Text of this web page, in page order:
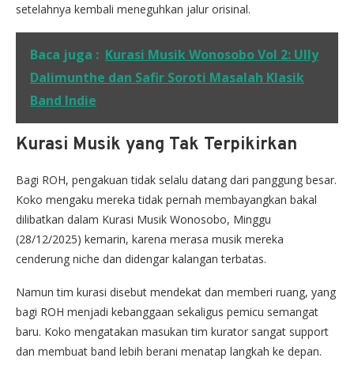
setelahnya kembali meneguhkan jalur orisinal.
Baca juga : Kurasi Musik Wonosobo Vol 2: Ully
Dalimunthe dan Safir Soroti Masalah Klasik
Band Indie
Kurasi Musik yang Tak Terpikirkan
Bagi ROH, pengakuan tidak selalu datang dari panggung besar.
Koko mengaku mereka tidak pernah membayangkan bakal
dilibatkan dalam Kurasi Musik Wonosobo, Minggu
(28/12/2025) kemarin, karena merasa musik mereka
cenderung niche dan didengar kalangan terbatas.
Namun tim kurasi disebut mendekat dan memberi ruang, yang
bagi ROH menjadi kebanggaan sekaligus pemicu semangat
baru. Koko mengatakan masukan tim kurator sangat support
dan membuat band lebih berani menatap langkah ke depan.